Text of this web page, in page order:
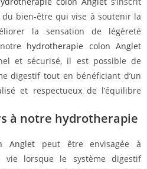
bien-être qui vise à soutenir la
la sensation de légèreté
hydrotherapie colon Anglet
et sécurisé, il est possible de
digestif tout en bénéficiant d’un
et respectueux de l’équilibre
à notre hydrotherapie
Anglet peut être envisagée à
lorsque le système digestif